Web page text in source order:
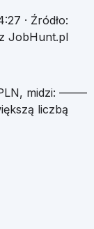
· Źródło:
JobHunt.pl
midzi: —–—
liczbą